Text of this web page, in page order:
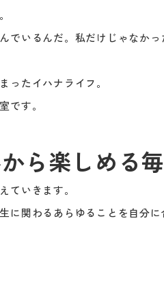
でいるんだ。私だけじゃなか
たイハナライフ。
です。
ら楽しめる
ていきます。
に関わるあらゆることを自分